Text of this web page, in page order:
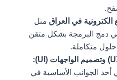
في العراق مثل
البرمجة بشكل متقن
متكاملة.
الجوانب الأساسية في